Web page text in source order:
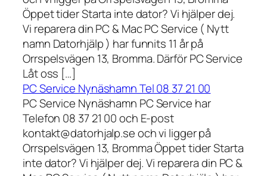
Öppet tider Starta inte dator? Vi hjälper dej.
Vi reparera din PC & Mac PC Service ( Nytt
namn Datorhjälp ) har funnits 11 år på
Orrspelsvägen 13, Bromma. Därför PC Service
Låt oss […]
PC Service Nynäshamn Tel 08 37 21 00
PC Service Nynäshamn PC Service har
Telefon 08 37 21 00 och E-post
kontakt@datorhjalp.se och vi ligger på
Orrspelsvägen 13, Bromma Öppet tider Starta
inte dator? Vi hjälper dej. Vi reparera din PC &